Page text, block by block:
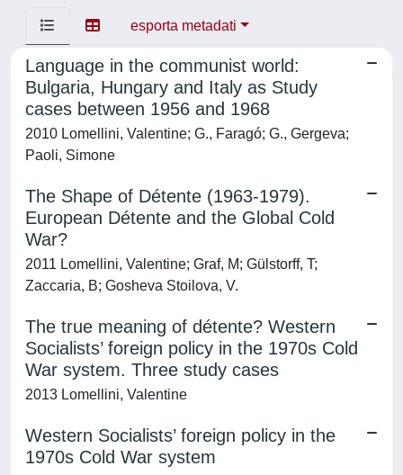
esporta metadati
Language in the communist world:
Bulgaria, Hungary and Italy as Study
cases between 1956 and 1968
2010 Lomellini, Valentine; G., Faragó; G., Gergeva;
Paoli, Simone
The Shape of Détente (1963-1979).
European Détente and the Global Cold
War?
2011 Lomellini, Valentine; Graf, M; Gülstorff, T;
Zaccaria, B; Gosheva Stoilova, V.
The true meaning of détente? Western
Socialists’ foreign policy in the 1970s Cold
War system. Three study cases
2013 Lomellini, Valentine
Western Socialists’ foreign policy in the
1970s Cold War system